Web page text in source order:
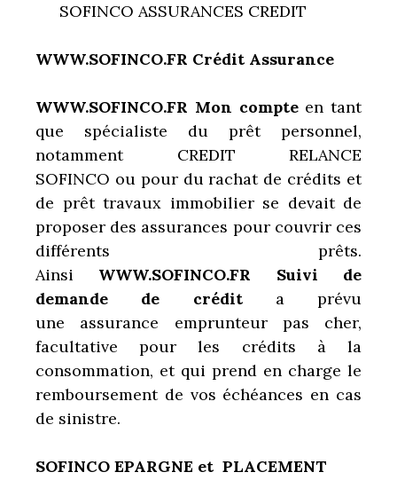
SOFINCO ASSURANCES CREDIT
WWW.SOFINCO.FR Crédit Assurance
WWW.SOFINCO.FR Mon compte en tant
que spécialiste du prêt personnel,
notamment CREDIT RELANCE
SOFINCO ou pour du rachat de crédits et
de prêt travaux immobilier se devait de
proposer des assurances pour couvrir ces
différents prêts.
Ainsi WWW.SOFINCO.FR Suivi de
demande de crédita prévu
une assurance emprunteur pas cher,
facultative pour les crédits à la
consommation, et qui prend en charge le
remboursement de vos échéances en cas
de sinistre.
SOFINCO EPARGNE et PLACEMENT